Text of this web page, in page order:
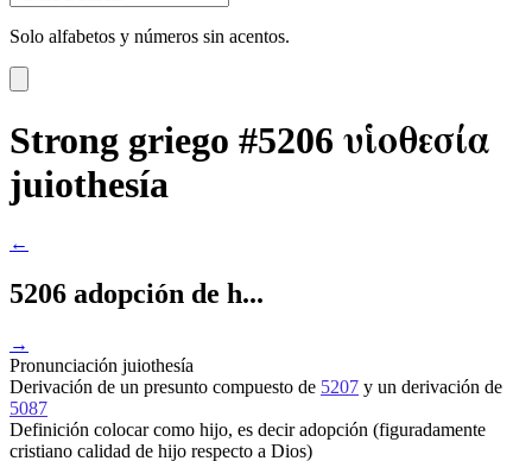
Solo alfabetos y números sin acentos.
Strong griego #5206 υἱοθεσία
juiothesía
←
5206 adopción de h...
→
Pronunciación juiothesía
Derivación de un presunto compuesto de 5207 y un derivación de
5087
Definición colocar como hijo, es decir adopción (figuradamente
cristiano calidad de hijo respecto a Dios)